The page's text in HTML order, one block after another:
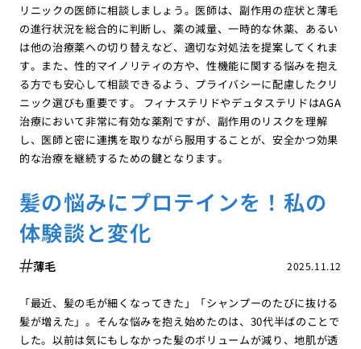
リニックの医師に相談しましょう。医師は、副作用の症状と薄毛
の進行状況を総合的に判断し、薬の減量、一時的な休薬、あるい
は他の治療薬への切り替えなど、適切な対処法を提案してくれま
す。また、性的マイノリティの方や、性機能に関する悩みを抱え
る方でも安心して相談できるよう、プライバシーに配慮したクリ
ニック選びも重要です。 フィナステリドやデュタステリドはAGA
治療において非常に有効な薬剤ですが、副作用のリスクを理解
し、医師と密に連携を取りながら服用することが、安全かつ効果
的な治療を継続するための鍵となります。
髪の悩みにプロテインを！私の
体験談と変化
2025.11.12
薄毛
「最近、髪の毛が細くなってきた」「シャンプーのたびに抜ける
髪が増えた」。そんな悩みを抱え始めたのは、30代半ばのことで
した。以前は気にもしなかった髪のボリュームが減り、地肌が透